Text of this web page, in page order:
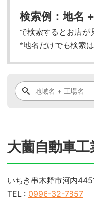
検索例：地名
で検索するとお店が
*地名だけでも検索は
大薗自動車工
いちき串木野市河内
TEL : 0996-32-7857